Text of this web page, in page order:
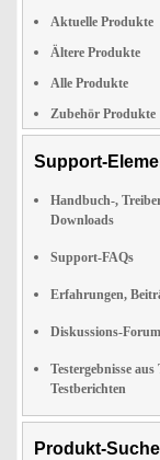
Aktuelle Produkte
Ältere Produkte
Alle Produkte
Zubehör Produkte
Support-
Handbuch-,
Downloads
Support-FAQs
Erfahrungen,
Diskussions-Forum
Testergebnisse aus
Testberichten
Produkt-